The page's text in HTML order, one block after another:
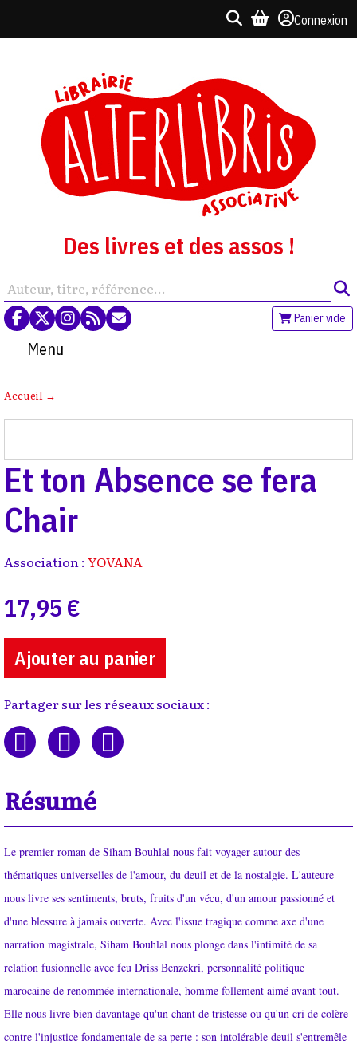
Connexion
Des livres et des assos !
Panier vide
Menu
Accueil →
Et ton Absence se fera
Chair
Association : YOVANA
17,95 €
Ajouter au panier
Partager sur les réseaux sociaux :
Résumé
Le premier roman de Siham Bouhlal nous fait voyager autour des
thématiques universelles de l'amour, du deuil et de la nostalgie. L'auteure
nous livre ses sentiments, bruts, fruits d'un vécu, d'un amour passionné et
d'une blessure à jamais ouverte. Avec l'issue tragique comme axe d'une
narration magistrale, Siham Bouhlal nous plonge dans l'intimité de sa
relation fusionnelle avec feu Driss Benzekri, personnalité politique
marocaine de renommée internationale, homme follement aimé avant tout.
Elle nous livre bien davantage qu'un chant de tristesse ou qu'un cri de colère
contre l'injustice fondamentale de sa perte : son intolérable deuil s'entremêle